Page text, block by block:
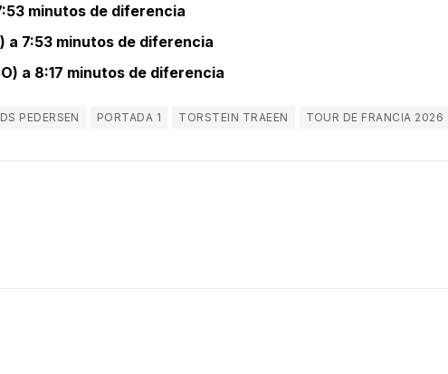
minutos de diferencia
a 7:53 minutos de diferencia
a 8:17 minutos de diferencia
PEDERSEN PORTADA 1 TORSTEIN TRAEEN TOUR DE FRANCIA 2026